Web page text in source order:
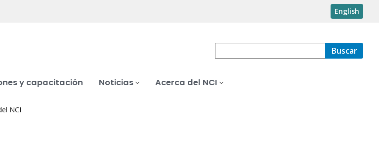
English
Buscar
y capacitación Noticias Acerca del NCI
NCI